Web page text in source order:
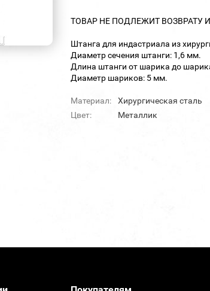
ТОВАР НЕ ПОДЛЕЖИТ ВОЗВРАТУ
Штанга для индастриала из
Диаметр сечения штанги: 1,6 мм.
Длина штанги от шарика до
Диаметр шариков: 5 мм.
Материал:
Хирургическая сталь
Цвет:
Металлик